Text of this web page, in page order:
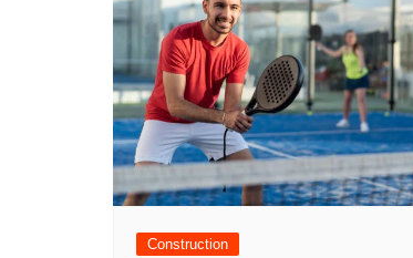
Construction